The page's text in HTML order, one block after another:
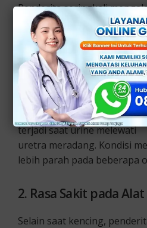
Penderita seringkali
atau perih saat kencing.
oleh peradangan yang
yang membawa urine dari
dari tubuh).
Ketika bakteri menginfeksi
peradangan dan iritasi
terjadi saat urine melewati
uretra meradang. Kondisi
lebih parah pada beberapa
2. Rasa Sakit pada
Selain saat kencing,